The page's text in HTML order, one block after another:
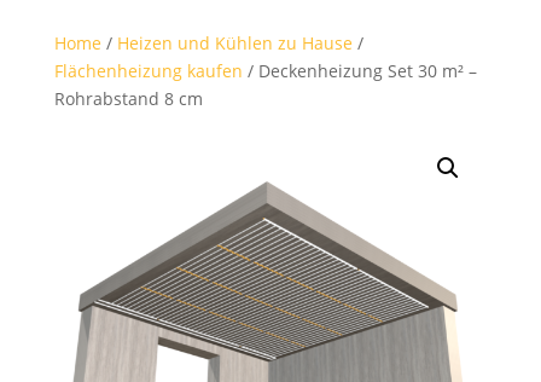
Home / Heizen und Kühlen zu Hause /
Flächenheizung kaufen / Deckenheizung Set 30 m² –
Rohrabstand 8 cm